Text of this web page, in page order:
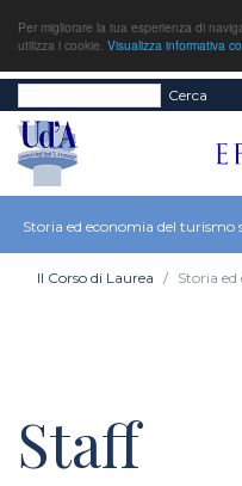
Per migliorare la tua esperienza di
utilizza i cookie. Visualizza informativa
Cerca
Storia ed economia del turismo
Il Corso di Laurea Storia
Staff